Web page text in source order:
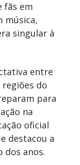
fãs em
música,
singular à
entre
do
para
na
oficial
destacou a
anos.